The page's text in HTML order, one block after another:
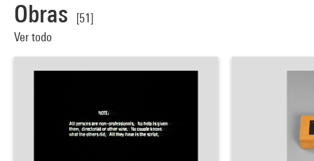
Obras
[51]
Ver todo